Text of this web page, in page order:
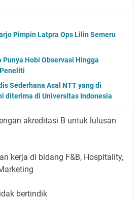
Pimpin Latpra Ops Lilin Semeru
Punya Hobi Observasi Hingga
Sederhana Asal NTT yang di
diterima di Universitas Indonesia
akreditasi B untuk lulusan
kerja di bidang F&B, Hospitality,
bertindik